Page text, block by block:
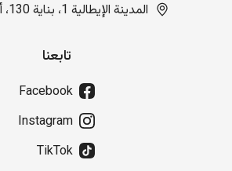
المدينة الإيطالية 1، بناية 130، أربيل، العراق
تابعنا
Facebook
Instagram
TikTok